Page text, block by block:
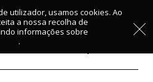
utilizador, usamos cookies. Ao
a nossa recolha de
informações sobre
.